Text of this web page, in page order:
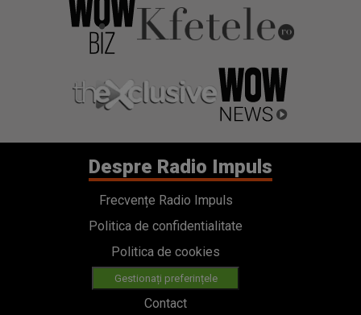
Despre Radio Impuls
Frecvențe Radio Impuls
Politica de confidentialitate
Politica de cookies
Gestionați preferințele
Contact